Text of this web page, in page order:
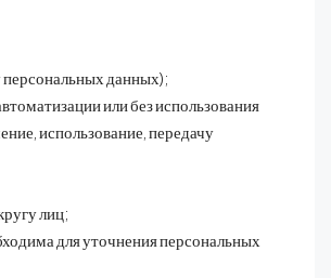
данных);
или без использования
использование, передачу
лиц;
для уточнения персональных